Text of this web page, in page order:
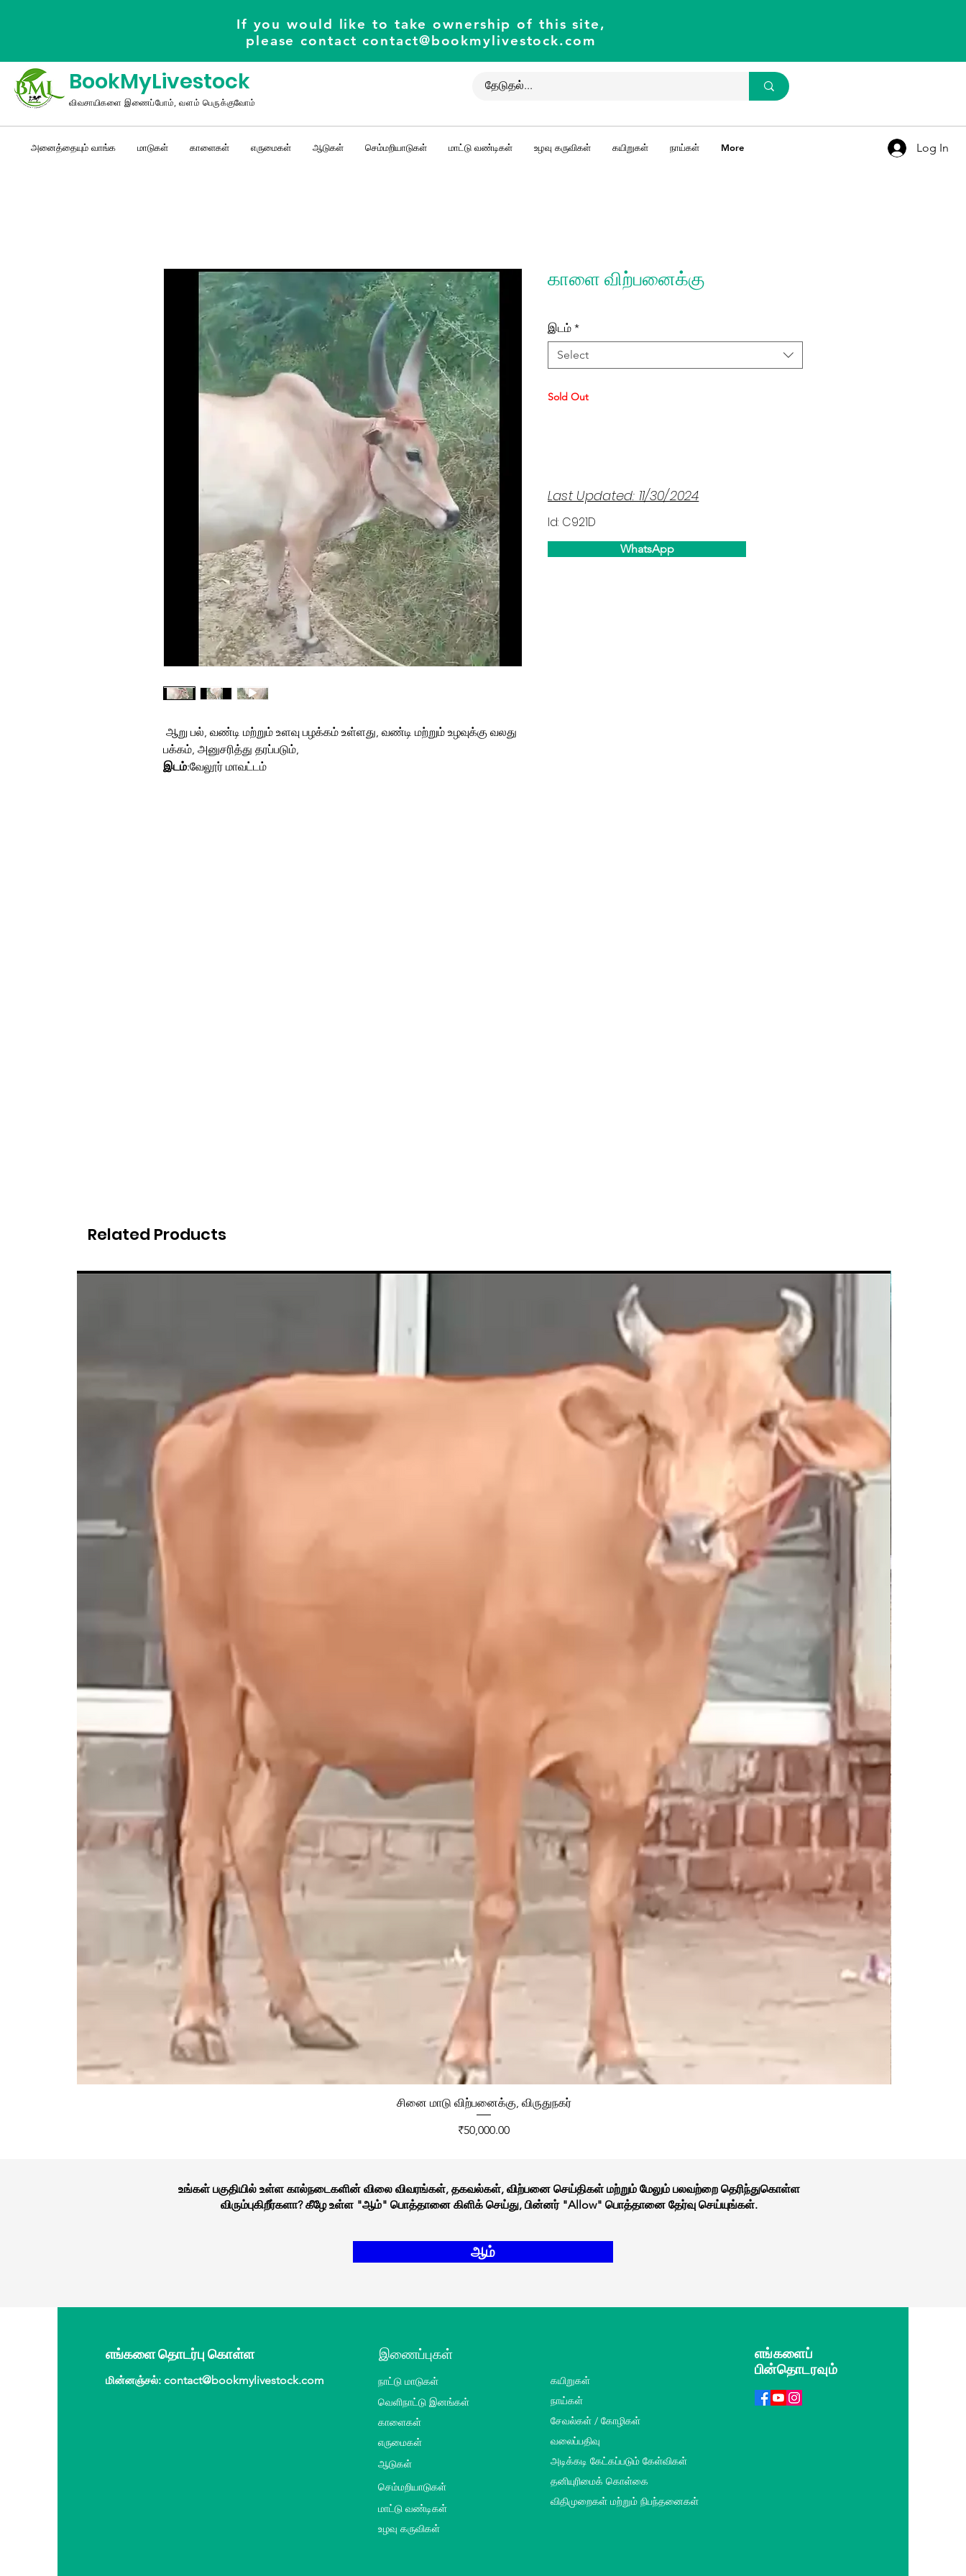
If you would like to take ownership of this site,
please contactcontact@bookmylivestock.com
BookMyLivestock
விவசாயிகளை இணைப்போம், வளம் பெருக்குவோம்
அனைத்தையும் வாங்க மாடுகள் காளைகள் எருமைகள் ஆடுகள் செம்மறியாடுகள் மாட்டு வண்டிகள் உழவு கருவிகள் கயிறுகள் நாய்கள் More Log In
ஆறு பல், வண்டி மற்றும் உளவு பழக்கம் உள்ளது, வண்டி மற்றும் உழவுக்கு வலது
பக்கம், அனுசரித்து தரப்படும்,
இடம்:வேலூர் மாவட்டம்
காளை விற்பனைக்கு
இடம் *
Select
Sold Out
WhatsApp
Last Updated: 11/30/2024
Id: C921D
Related Products
சினை மாடு விற்பனைக்கு, விருதுநகர்
Price
₹50,000.00
உங்கள் பகுதியில் உள்ள கால்நடைகளின் விலை விவரங்கள், தகவல்கள், விற்பனை செய்திகள் மற்றும் மேலும் பலவற்றை தெரிந்துகொள்ள
விரும்புகிறீர்களா? கீழே உள்ள "ஆம்" பொத்தானை கிளிக் செய்து, பின்னர் "Allow" பொத்தானை தேர்வு செய்யுங்கள்.
ஆம்
எங்களை தொடர்பு கொள்ள
மின்னஞ்சல்:contact@bookmylivestock.com
இணைப்புகள்
நாட்டு மாடுகள்
வெளிநாட்டு இனங்கள்
காளைகள்
எருமைகள்
ஆடுகள்
செம்மறியாடுகள்
மாட்டு வண்டிகள்
உழவு கருவிகள்
கயிறுகள்
நாய்கள்
சேவல்கள் / கோழிகள்
வலைப்பதிவு
அடிக்கடி கேட்கப்படும் கேள்விகள்
தனியுரிமைக் கொள்கை
விதிமுறைகள் மற்றும் நிபந்தனைகள்
எங்களைப்
பின்தொடரவும்